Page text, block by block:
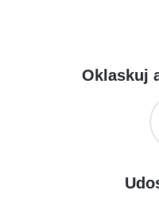
Oklaskuj